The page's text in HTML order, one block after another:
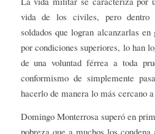
vida de los civiles, pero dentro
soldados que logran alcanzarlas
por condiciones superiores, lo han
de una voluntad férrea a toda
conformismo de simplemente
hacerlo de manera lo más cercano
Domingo Monterrosa superó en
pobreza que a muchos los